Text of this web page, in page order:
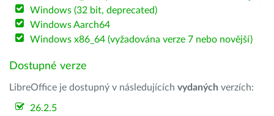
Windows (32 bit, deprecated)
Windows Aarch64
Windows x86_64 (vyžadována verze 7 nebo novější)
Dostupné verze
LibreOffice je dostupný v následujících vydaných verzích:
26.2.5